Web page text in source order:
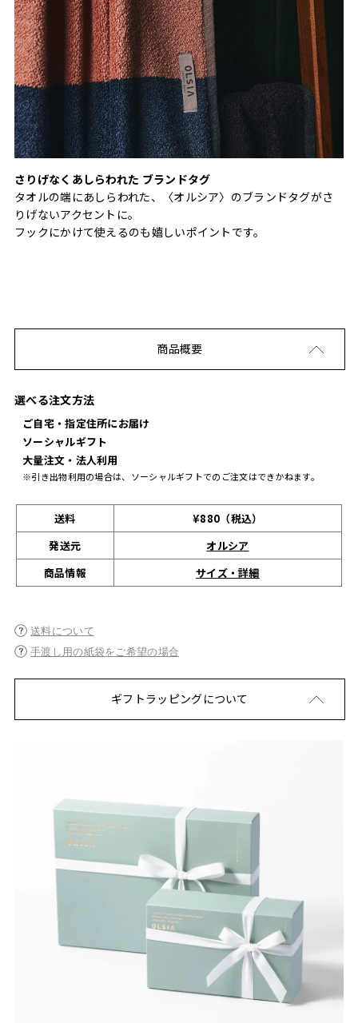
さりげなくあしらわれた ブランドタグ
タオルの端にあしらわれた、〈オルシア〉のブランドタグがさ
りげないアクセントに。
フックにかけて使えるのも嬉しいポイントです。
商品概要
選べる注文方法
ご自宅・指定住所にお届け
ソーシャルギフト
大量注文・法人利用
※引き出物利用の場合は、ソーシャルギフトでのご注文はできかねます。
送料
¥880（税込）
発送元
オルシア
商品情報
サイズ・詳細
送料について
手渡し用の紙袋をご希望の場合
ギフトラッピングについて